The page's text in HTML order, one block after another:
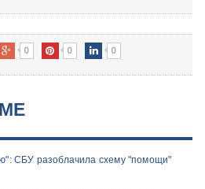
0 0 0
СБУ разоблачила схему "помощи"